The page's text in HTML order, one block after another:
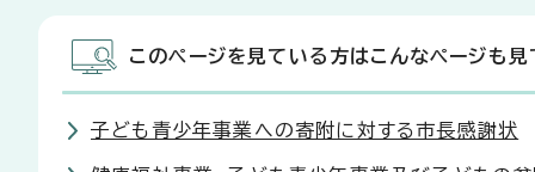
このページを見ている方はこんなページも見
子ども青少年事業への寄附に対する市長感謝状